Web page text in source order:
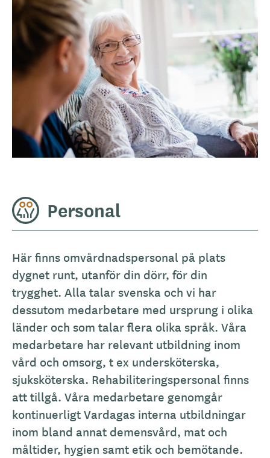
Personal
Här finns omvårdnadspersonal på plats
dygnet runt, utanför din dörr, för din
trygghet. Alla talar svenska och vi har
dessutom medarbetare med ursprung i olika
länder och som talar flera olika språk. Våra
medarbetare har relevant utbildning inom
vård och omsorg, t ex undersköterska,
sjuksköterska. Rehabiliteringspersonal finns
att tillgå. Våra medarbetare genomgår
kontinuerligt Vardagas interna utbildningar
inom bland annat demensvård, mat och
måltider, hygien samt etik och bemötande.